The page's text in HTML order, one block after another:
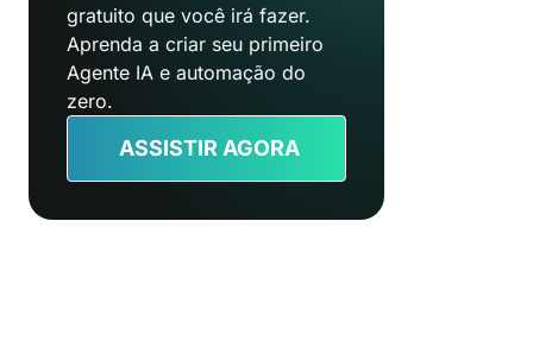
gratuito que você irá fazer.
Aprenda a criar seu primeiro
Agente IA e automação do
zero.
ASSISTIR AGORA